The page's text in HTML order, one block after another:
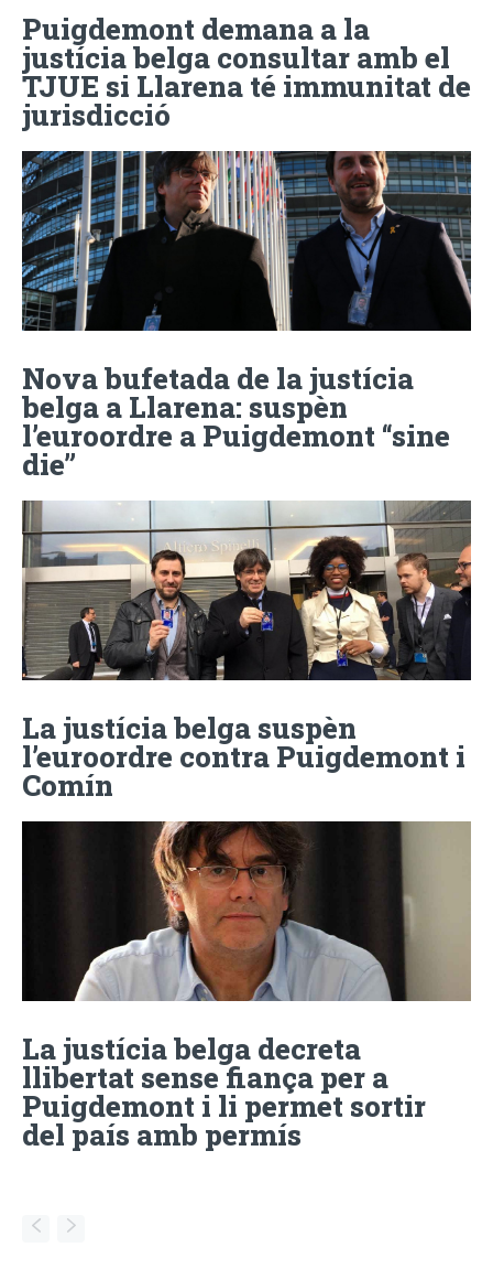
Puigdemont demana a la
justícia belga consultar amb el
TJUE si Llarena té immunitat de
jurisdicció
Nova bufetada de la justícia
belga a Llarena: suspèn
l’euroordre a Puigdemont “sine
die”
La justícia belga suspèn
l’euroordre contra Puigdemont i
Comín
La justícia belga decreta
llibertat sense fiança per a
Puigdemont i li permet sortir
del país amb permís